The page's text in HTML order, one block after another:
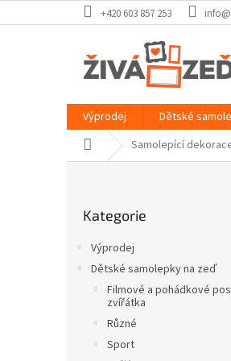
na
+420 603 857 253
Výprodej Dětské
Domů Samolepící
kategorie
Kategorie
Výprodej
Dětské samolepky na zeď
Filmové a pohádkové
zvířátka
Různé
Sport